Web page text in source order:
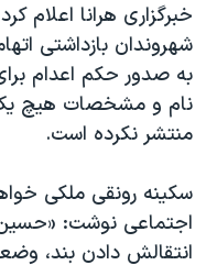
خبرگزاری هرانا اعلام
شهروندان بازداشتی
به صدور حکم اعدام
نام و مشخصات هیچ یک
منتشر نکرده است.
سکینه رونقی ملکی
اجتماعی نوشت:
انتقالش دادن بند،